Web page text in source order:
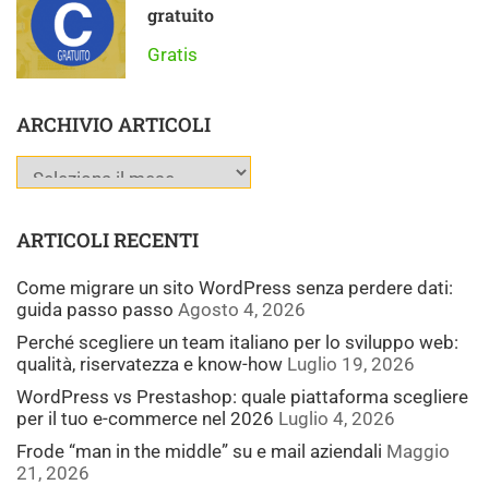
gratuito
Gratis
ARCHIVIO ARTICOLI
ARTICOLI RECENTI
Come migrare un sito WordPress senza perdere dati:
guida passo passo Agosto 4, 2026
Perché scegliere un team italiano per lo sviluppo web:
qualità, riservatezza e know-how Luglio 19, 2026
WordPress vs Prestashop: quale piattaforma scegliere
per il tuo e-commerce nel 2026 Luglio 4, 2026
Frode “man in the middle” su e mail aziendali Maggio
21, 2026